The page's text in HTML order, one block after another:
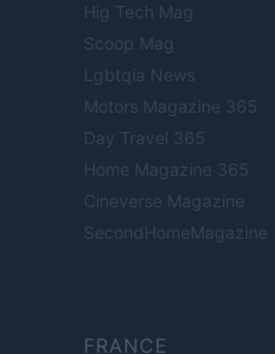
Hig Tech Mag
Scoop Mag
Lgbtqia News
Motors Magazine 365
Day Travel 365
Home Magazine 365
Cineverse Magazine
SecondHomeMagazine
FRANCE